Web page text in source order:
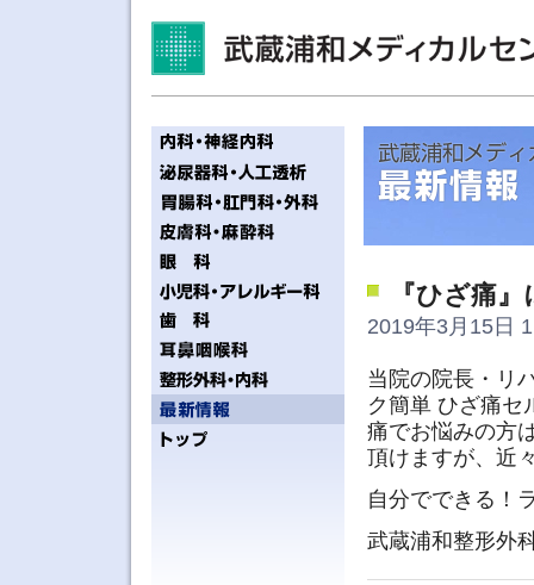
『ひざ痛
2019年3月15日
当院の院長・リ
ク簡単 ひざ痛セ
痛でお悩みの方
頂けますが、近
自分でできる！
武蔵浦和整形外